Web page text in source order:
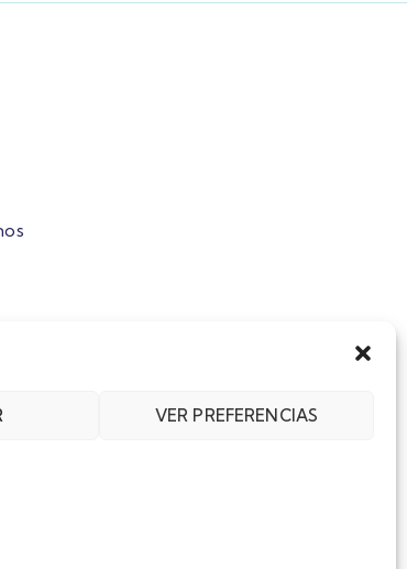
VER PREFERENCIAS